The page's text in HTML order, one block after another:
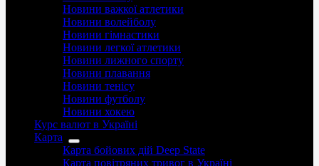
Новини важкої атлетики
Новини волейболу
Новини гімнастики
Новини легкої атлетики
Новини лижного спорту
Новини плавання
Новини тенісу
Новини футболу
Новини хокею
Курс валют в Україні
Карта
Карта бойових дій Deep State
Карта повітряних тривог в Україні